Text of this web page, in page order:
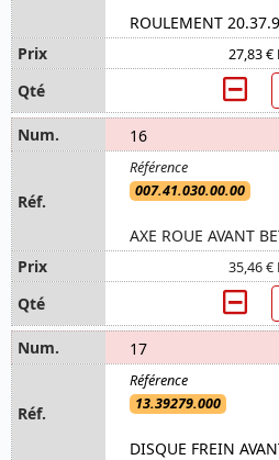
ROULEMENT
27,83 €
16
007.41.030.00.00
AXE ROUE AVANT
35,46 €
17
13.39279.000
DISQUE FREIN